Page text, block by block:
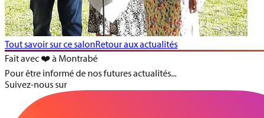
Tout savoir sur ce salonRetour aux actualités
Fait avec ❤️ à Montrabé
Pour être informé de nos futures actualités...
Suivez-nous sur